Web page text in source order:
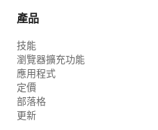
產品
技能
瀏覽器擴充功能
應用程式
定價
部落格
更新